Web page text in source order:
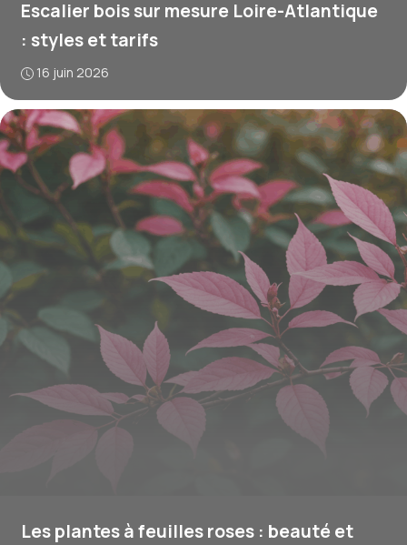
Escalier bois sur mesure Loire-Atlantique
: styles et tarifs
16 juin 2026
Les plantes à feuilles roses : beauté et